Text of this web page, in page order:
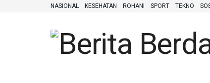
NASIONAL KESEHATAN ROHANI SPORT TEKNO